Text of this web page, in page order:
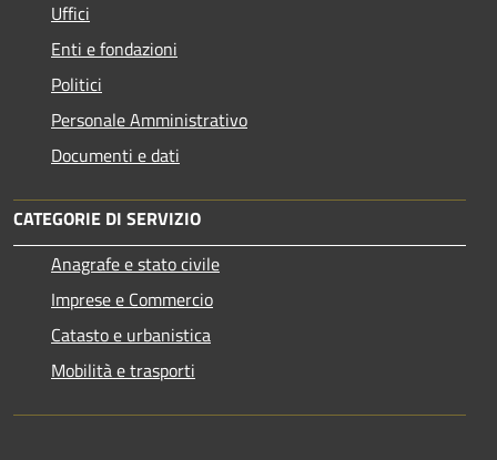
Uffici
Enti e fondazioni
Politici
Personale Amministrativo
Documenti e dati
CATEGORIE DI SERVIZIO
Anagrafe e stato civile
Imprese e Commercio
Catasto e urbanistica
Mobilità e trasporti